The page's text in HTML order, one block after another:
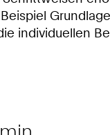
individuellen